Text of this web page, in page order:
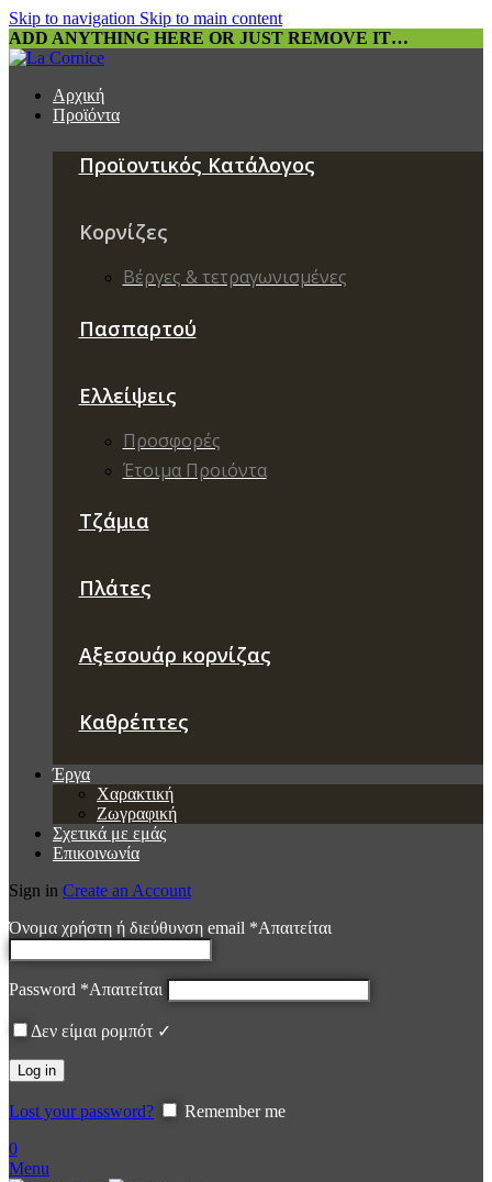
Skip to navigation Skip to main content
ADD ANYTHING HERE OR JUST REMOVE IT…
Αρχική
Προϊόντα
Προϊοντικός Κατάλογος
Κορνίζες
Βέργες & τετραγωνισμένες
Πασπαρτού
Ελλείψεις
Προσφορές
Έτοιμα Προιόντα
Τζάμια
Πλάτες
Αξεσουάρ κορνίζας
Καθρέπτες
Έργα
Χαρακτική
Ζωγραφική
Σχετικά με εμάς
Επικοινωνία
Sign in Create an Account
Όνομα χρήστη ή διεύθυνση email *Απαιτείται
Password *Απαιτείται
Δεν είμαι ρομπότ ✓
Log in
Lost your password?
Remember me
0
Menu